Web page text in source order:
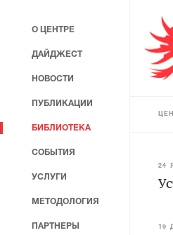
24
19
О ЦЕНТРЕ
ДАЙДЖЕСТ
НОВОСТИ
ПУБЛИКАЦИИ
БИБЛИОТЕКА
СОБЫТИЯ
УСЛУГИ
МЕТОДОЛОГИЯ
ПАРТНЕРЫ